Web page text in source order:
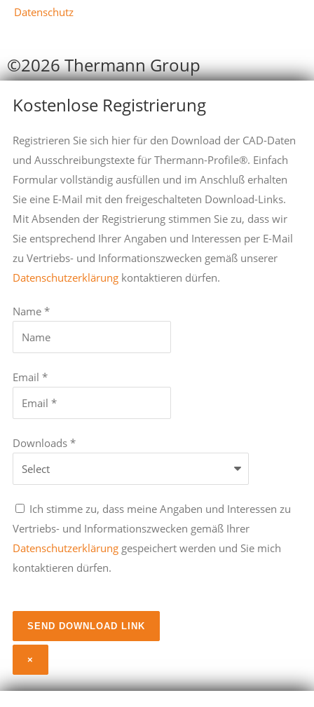
Datenschutz
©2026 Thermann Group
Kostenlose Registrierung
Registrieren Sie sich hier für den Download der CAD-Daten
und Ausschreibungstexte für Thermann-Profile®. Einfach
Formular vollständig ausfüllen und im Anschluß erhalten
Sie eine E-Mail mit den freigeschalteten Download-Links.
Mit Absenden der Registrierung stimmen Sie zu, dass wir
Sie entsprechend Ihrer Angaben und Interessen per E-Mail
zu Vertriebs- und Informationszwecken gemäß unserer
Datenschutzerklärung kontaktieren dürfen.
Name *
Email *
Downloads *
Ich stimme zu, dass meine Angaben und Interessen zu
Vertriebs- und Informationszwecken gemäß Ihrer
Datenschutzerklärung gespeichert werden und Sie mich
kontaktieren dürfen.
×